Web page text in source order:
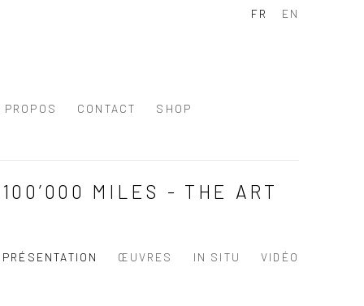
PROPOS CONTACT SHOP
FR EN
MILES - THE ART
PRÉSENTATION ŒUVRES IN SITU VIDÉO